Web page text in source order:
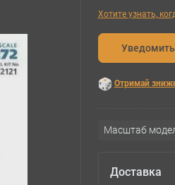
Хотите узнать,
Отримай
Масштаб
Доставка